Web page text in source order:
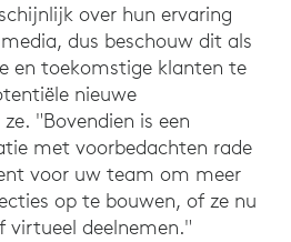
over hun ervaring
dus beschouw dit als
en toekomstige klanten te
nieuwe
"Bovendien is een
met voorbedachten rade
voor uw team om meer
op te bouwen, of ze nu
virtueel deelnemen."